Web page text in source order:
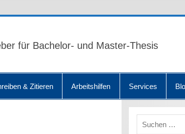
für Bachelor- und Master-Thesis
& Zitieren Arbeitshilfen Services